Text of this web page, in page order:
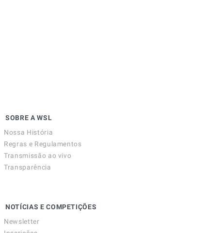
SOBRE A WSL
Nossa História
Regras e Regulamentos
Transmissão ao vivo
Transparência
NOTÍCIAS E COMPETIÇÕES
Newsletter